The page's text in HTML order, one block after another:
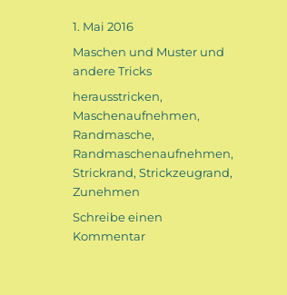
Veröffentlicht
1. Mai 2016
Kategorien
Maschen und Muster und
andere Tricks
Schlagwörter
herausstricken,
Maschenaufnehmen,
Randmasche,
Randmaschenaufnehmen,
Strickrand,Strickzeugrand,
Zunehmen
Schreibe einen
Kommentarzu